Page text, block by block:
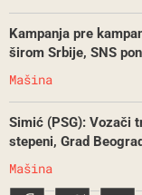
Kampanja pre
širom Srbije, SNS
Mašina
Simić (PSG): Vozači
stepeni, Grad
Mašina